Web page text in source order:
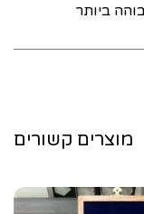
ביותר
מוצרים קשורים